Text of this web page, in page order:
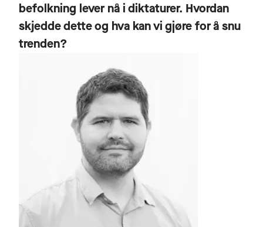
befolkning lever nå i diktaturer. Hvordan
skjedde dette og hva kan vi gjøre for å snu
trenden?